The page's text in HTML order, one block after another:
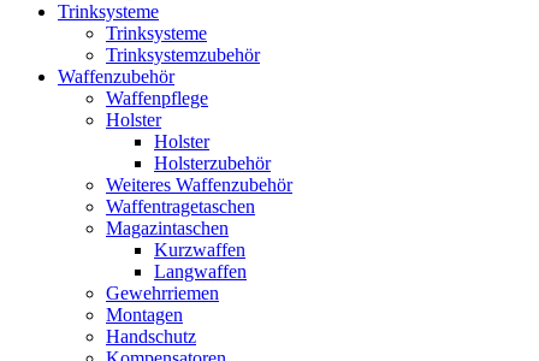
Trinksysteme
Trinksysteme
Trinksystemzubehör
Waffenzubehör
Waffenpflege
Holster
Holster
Holsterzubehör
Weiteres Waffenzubehör
Waffentragetaschen
Magazintaschen
Kurzwaffen
Langwaffen
Gewehrriemen
Montagen
Handschutz